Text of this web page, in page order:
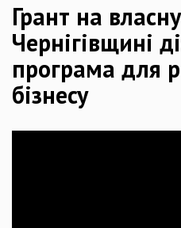
Грант на
Чернігівщині
програма для
бізнесу